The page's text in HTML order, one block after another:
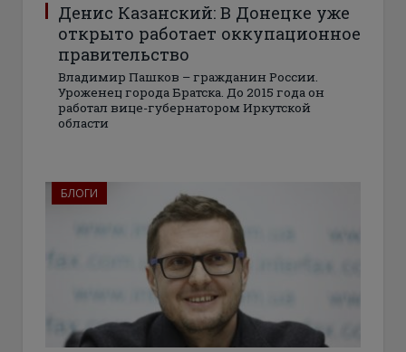
Денис Казанский: В Донецке уже
открыто работает оккупационное
правительство
Владимир Пашков – гражданин России.
Уроженец города Братска. До 2015 года он
работал вице-губернатором Иркутской
области
БЛОГИ